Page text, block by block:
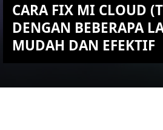
CARA FIX MI CLOUD
DENGAN BEBERAPA
MUDAH DAN EFEKTIF